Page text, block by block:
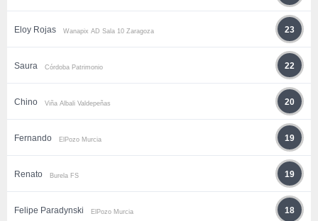
Eloy Rojas Wanapix AD Sala 10 Zaragoza 23
Saura Córdoba Patrimonio 22
Chino Viña Albali Valdepeñas 20
Fernando ElPozo Murcia 19
Renato Burela FS 19
Felipe Paradynski ElPozo Murcia 18